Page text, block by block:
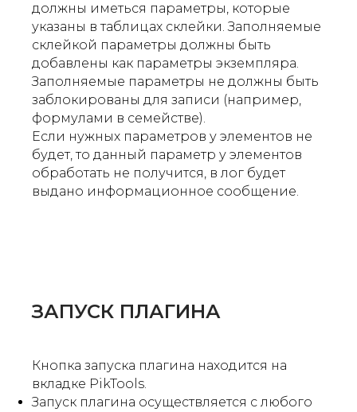
должны иметься параметры, которые
указаны в таблицах склейки. Заполняемые
склейкой параметры должны быть
добавлены как параметры экземпляра.
Заполняемые параметры не должны быть
заблокированы для записи (например,
формулами в семействе).
Если нужных параметров у элементов не
будет, то данный параметр у элементов
обработать не получится, в лог будет
выдано информационное сообщение.
ЗАПУСК ПЛАГИНА
Кнопка запуска плагина находится на
вкладке PikTools.
Запуск плагина осуществляется с любого